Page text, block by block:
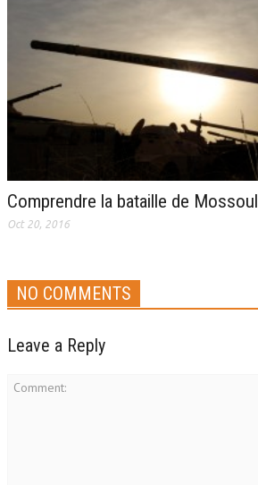
Comprendre la bataille de Mossoul
Oct 20, 2016
NO COMMENTS
Leave a Reply